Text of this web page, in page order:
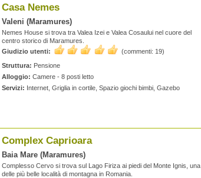
Casa Nemes
Valeni (Maramures)
Nemes House si trova tra Valea Izei e Valea Cosaului nel cuore del
centro storico di Maramures.
Giudizio utenti:
(commenti: 19)
Struttura: Pensione
Alloggio: Camere - 8 posti letto
Servizi: Internet, Griglia in cortile, Spazio giochi bimbi, Gazebo
Complex Caprioara
Baia Mare (Maramures)
Complesso Cervo si trova sul Lago Firiza ai piedi del Monte Ignis, una
delle più belle località di montagna in Romania.